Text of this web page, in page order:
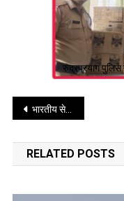
रुद्रप्रयाग
Post
navigation
भारतीय सेना दिवस ,: देश की सेवा करने वालों की वीरता को हमेशा सलाम
RELATED POSTS